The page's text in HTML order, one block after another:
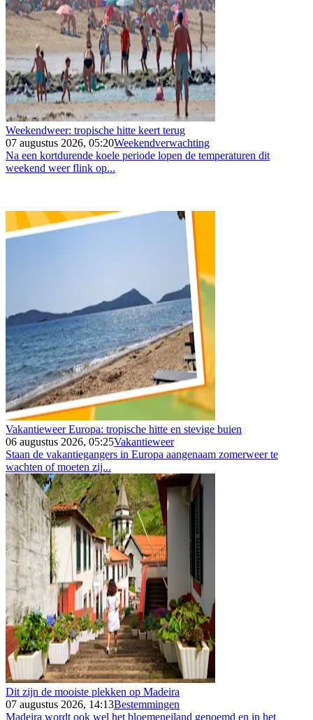
Weekendweer: tropische hitte keert terug
07 augustus 2026, 05:20Weekendverwachting
Na een kortdurende koele periode lopen de temperaturen dit
weekend weer flink op...
Vakantieweer Europa: tropische hitte en stevige buien
06 augustus 2026, 05:25Vakantieweer
Staan de vakantiegangers in Europa aangenaam zomerweer te
wachten of moeten zij...
Dit zijn de mooiste plekken op Madeira
07 augustus 2026, 14:13Bestemmingen
Madeira wordt ook wel het bloemeneiland genoemd en in het